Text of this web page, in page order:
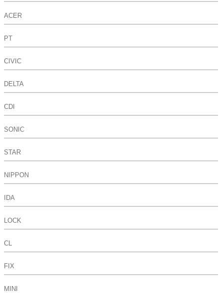
ACER
PT
CIVIC
DELTA
CDI
SONIC
STAR
NIPPON
IDA
LOCK
CL
FIX
MINI